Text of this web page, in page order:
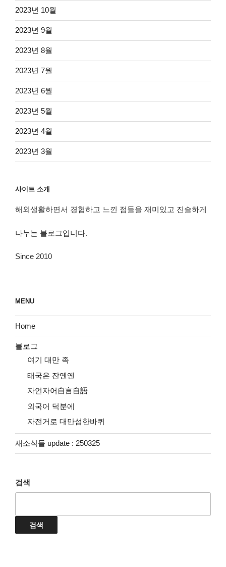
2023년 10월
2023년 9월
2023년 8월
2023년 7월
2023년 6월
2023년 5월
2023년 4월
2023년 3월
사이트 소개
해외생활하면서 경험하고 느낀 점들을 재미있고 진솔하게
나누는 블로그입니다.
Since 2010
MENU
Home
블로그
여기 대만 족
태국은 쟌옌옌
자언자어自言自語
외국어 덕분에
자전거로 대만섬한바퀴
새소식들 update : 250325
검색
검색